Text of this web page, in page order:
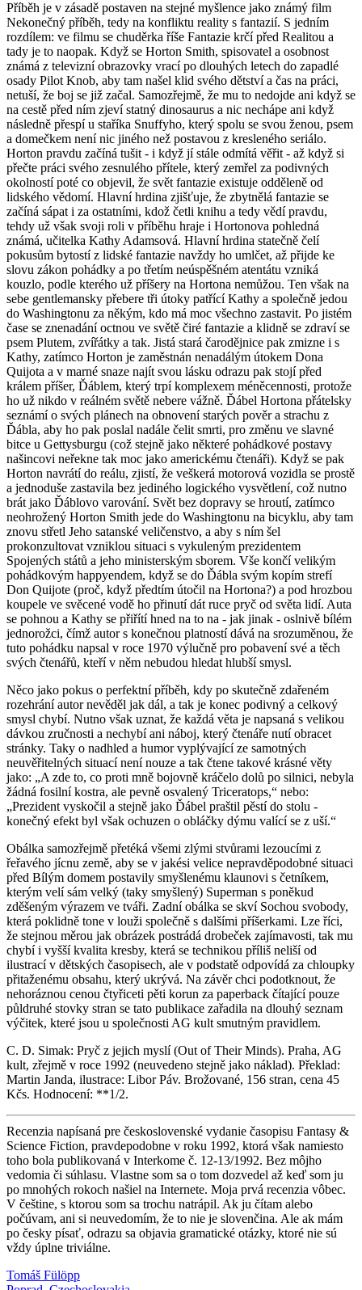
Příběh je v zásadě postaven na stejné myšlence jako známý film
Nekonečný příběh, tedy na konfliktu reality s fantazií. S jedním
rozdílem: ve filmu se chuděrka říše Fantazie krčí před Realitou a
tady je to naopak. Když se Horton Smith, spisovatel a osobnost
známá z televizní obrazovky vrací po dlouhých letech do zapadlé
osady Pilot Knob, aby tam našel klid svého dětství a čas na práci,
netuší, že boj se již začal. Samozřejmě, že mu to nedojde ani když se
na cestě před ním zjeví statný dinosaurus a nic nechápe ani když
následně přespí u staříka Snuffyho, který spolu se svou ženou, psem
a domečkem není nic jiného než postavou z kresleného seriálo.
Horton pravdu začíná tušit - i když jí stále odmítá věřit - až když si
přečte práci svého zesnulého přítele, který zemřel za podivných
okolností poté co objevil, že svět fantazie existuje odděleně od
lidského vědomí. Hlavní hrdina zjišťuje, že zbytnělá fantazie se
začíná sápat i za ostatními, kdož četli knihu a tedy vědí pravdu,
tehdy už však svoji roli v příběhu hraje i Hortonova pohledná
známá, učitelka Kathy Adamsová. Hlavní hrdina statečně čelí
pokusům bytostí z lidské fantazie navždy ho umlčet, až přijde ke
slovu zákon pohádky a po třetím neúspěšném atentátu vzniká
kouzlo, podle kterého už příšery na Hortona nemůžou. Ten však na
sebe gentlemansky přebere tři útoky patřící Kathy a společně jedou
do Washingtonu za někým, kdo má moc všechno zastavit. Po jistém
čase se znenadání octnou ve světě čiré fantazie a klidně se zdraví se
psem Plutem, zvířátky a tak. Jistá stará čarodějnice pak zmizne i s
Kathy, zatímco Horton je zaměstnán nenadálým útokem Dona
Quijota a v marné snaze najít svou lásku odrazu pak stojí před
králem příšer, Ďáblem, který trpí komplexem méněcennosti, protože
ho už nikdo v reálném světě nebere vážně. Ďábel Hortona přátelsky
seznámí o svých plánech na obnovení starých pověr a strachu z
Ďábla, aby ho pak poslal nadále čelit smrti, pro změnu ve slavné
bitce u Gettysburgu (což stejně jako některé pohádkové postavy
našincovi neřekne tak moc jako americkému čtenáři). Když se pak
Horton navrátí do reálu, zjistí, že veškerá motorová vozidla se prostě
a jednoduše zastavila bez jediného logického vysvětlení, což nutno
brát jako Ďáblovo varování. Svět bez dopravy se hroutí, zatímco
neohrožený Horton Smith jede do Washingtonu na bicyklu, aby tam
znovu střetl Jeho satanské veličenstvo, a aby s ním šel
prokonzultovat vzniklou situaci s vykuleným prezidentem
Spojených států a jeho ministerským sborem. Vše končí velikým
pohádkovým happyendem, když se do Ďábla svým kopím strefí
Don Quijote (proč, když předtím útočil na Hortona?) a pod hrozbou
koupele ve svěcené vodě ho přinutí dát ruce pryč od světa lidí. Auta
se pohnou a Kathy se přiřítí hned na to na - jak jinak - oslnivě bílém
jednorožci, čímž autor s konečnou platností dává na srozuměnou, že
tuto pohádku napsal v roce 1970 výlučně pro pobavení své a těch
svých čtenářů, kteří v něm nebudou hledat hlubší smysl.
Něco jako pokus o perfektní příběh, kdy po skutečně zdařeném
rozehrání autor nevěděl jak dál, a tak je konec podivný a celkový
smysl chybí. Nutno však uznat, že každá věta je napsaná s velikou
dávkou zručnosti a nechybí ani náboj, který čtenáře nutí obracet
stránky. Taky o nadhled a humor vyplývající ze samotných
neuvěřitelných situací není nouze a tak čtene takové krásné věty
jako: „A zde to, co proti mně bojovně kráčelo dolů po silnici, nebyla
žádná fosilní kostra, ale pevně osvalený Triceratops,“ nebo:
„Prezident vyskočil a stejně jako Ďábel praštil pěstí do stolu -
konečný efekt byl však ochuzen o obláčky dýmu valící se z uší.“
Obálka samozřejmě přetéká všemi zlými stvůrami lezoucími z
řeřavého jícnu země, aby se v jakési velice nepravděpodobné situaci
před Bílým domem postavily smyšlenému klaunovi s četníkem,
kterým velí sám velký (taky smyšlený) Superman s poněkud
zděšeným výrazem ve tváři. Zadní obálka se skví Sochou svobody,
která poklidně tone v louži společně s dalšími příšerkami. Lze říci,
že stejnou měrou jak obrázek postrádá drobeček zajímavosti, tak mu
chybí i vyšší kvalita kresby, která se technikou příliš neliší od
ilustrací v dětských časopisech, ale v podstatě odpovídá za chloupky
přitaženému obsahu, který ukrývá. Na závěr chci podotknout, že
nehoráznou cenou čtyřiceti pěti korun za paperback čítající pouze
půldruhé stovky stran se tato publikace zařadila na dlouhý seznam
výčitek, které jsou u společnosti AG kult smutným pravidlem.
C. D. Simak: Pryč z jejich myslí (Out of Their Minds). Praha, AG
kult, zřejmě v roce 1992 (neuvedeno stejně jako náklad). Překlad:
Martin Janda, ilustrace: Libor Páv. Brožované, 156 stran, cena 45
Kčs. Hodnocení: **1/2.
Recenzia napísaná pre československé vydanie časopisu Fantasy &
Science Fiction, pravdepodobne v roku 1992, ktorá však namiesto
toho bola publikovaná v Interkome č. 12-13/1992. Bez môjho
vedomia či súhlasu. Vlastne som sa o tom dozvedel až keď som ju
po mnohých rokoch našiel na Internete. Moja prvá recenzia vôbec.
V češtine, s ktorou som sa trochu natrápil. Ak ju čítam alebo
počúvam, ani si neuvedomím, že to nie je slovenčina. Ale ak mám
po česky písať, odrazu sa objavia gramatické otázky, ktoré nie sú
vždy úplne triviálne.
Tomáš Fülöpp